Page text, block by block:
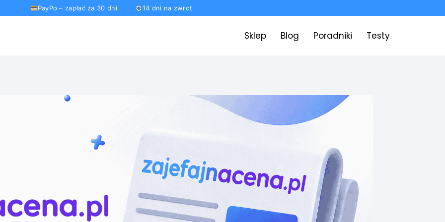
PayPo – zapłać za 30 dni 14 dni na zwrot
Sklep Blog Poradniki Testy